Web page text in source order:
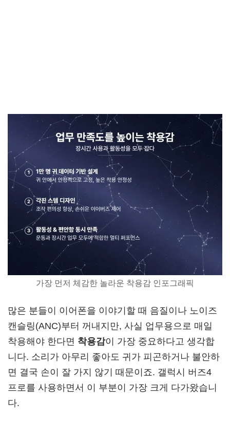
가장 먼저 체감한 놀라운 착용감 인포그래픽
많은 분들이 이어폰을 이야기할 때 음질이나 노이즈
캔슬링(ANC)부터 꺼내지만, 사실 업무용으로 매일
착용해야 한다면 착용감이 가장 중요하다고 생각합
니다. 소리가 아무리 좋아도 귀가 피곤하거나 불안하
면 결국 손이 잘 가지 않기 때문이죠. 갤럭시 버즈4
프로를 사용하면서 이 부분이 가장 크게 다가왔습니
다.